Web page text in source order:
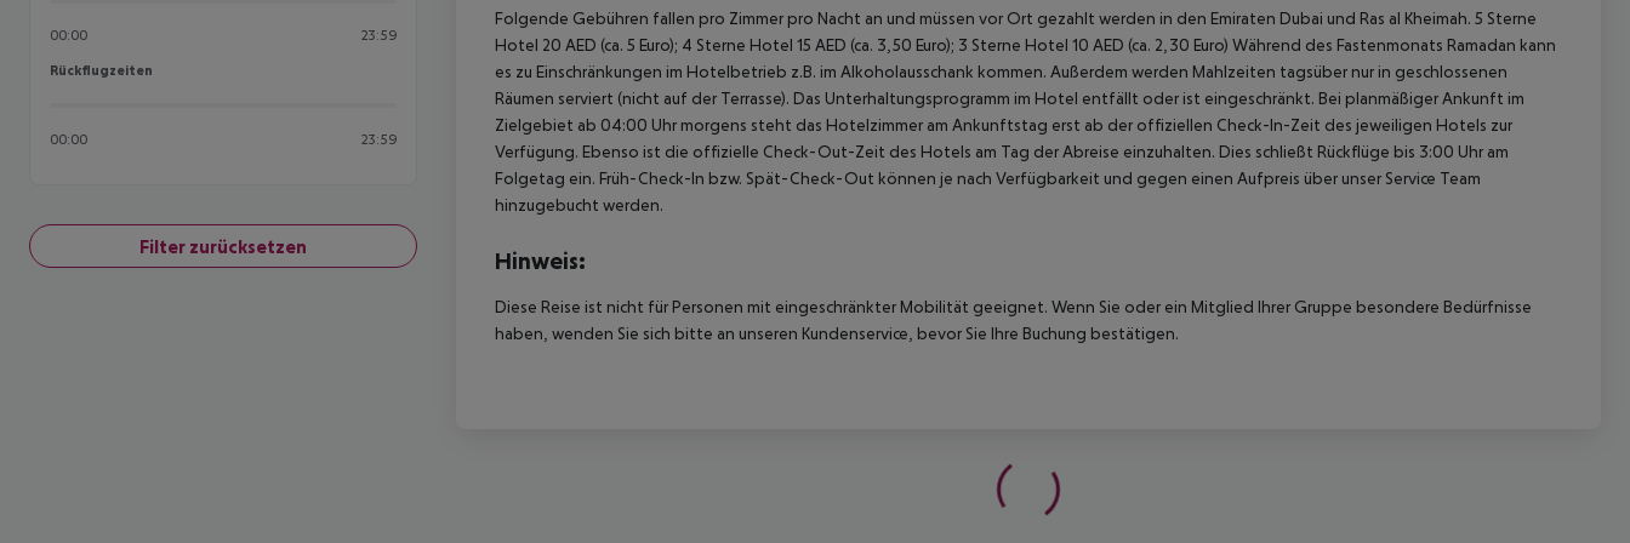
00:00 23:59
Rückflugzeiten
Rückflugzeiten
00:00 23:59
Filter zurücksetzen
Folgende Gebühren fallen pro Zimmer pro Nacht an und müssen vor Ort gezahlt werden in den Emiraten Dubai und Ras al Kheimah. 5 Sterne
Hotel 20 AED (ca. 5 Euro); 4 Sterne Hotel 15 AED (ca. 3,50 Euro); 3 Sterne Hotel 10 AED (ca. 2,30 Euro) Während des Fastenmonats Ramadan kann
es zu Einschränkungen im Hotelbetrieb z.B. im Alkoholausschank kommen. Außerdem werden Mahlzeiten tagsüber nur in geschlossenen
Räumen serviert (nicht auf der Terrasse). Das Unterhaltungsprogramm im Hotel entfällt oder ist eingeschränkt. Bei planmäßiger Ankunft im
Zielgebiet ab 04:00 Uhr morgens steht das Hotelzimmer am Ankunftstag erst ab der offiziellen Check-In-Zeit des jeweiligen Hotels zur
Verfügung. Ebenso ist die offizielle Check-Out-Zeit des Hotels am Tag der Abreise einzuhalten. Dies schließt Rückflüge bis 3:00 Uhr am
Folgetag ein. Früh-Check-In bzw. Spät-Check-Out können je nach Verfügbarkeit und gegen einen Aufpreis über unser Service Team
hinzugebucht werden.
Hinweis:
Diese Reise ist nicht für Personen mit eingeschränkter Mobilität geeignet. Wenn Sie oder ein Mitglied Ihrer Gruppe besondere Bedürfnisse
haben, wenden Sie sich bitte an unseren Kundenservice, bevor Sie Ihre Buchung bestätigen.